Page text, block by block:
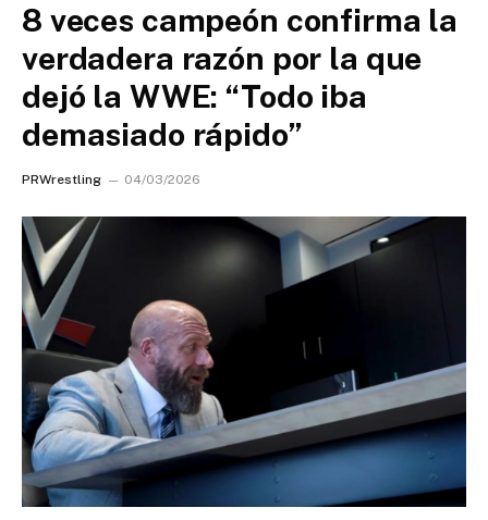
8 veces campeón confirma la
verdadera razón por la que
dejó la WWE: “Todo iba
demasiado rápido”
PRWrestling 04/03/2026